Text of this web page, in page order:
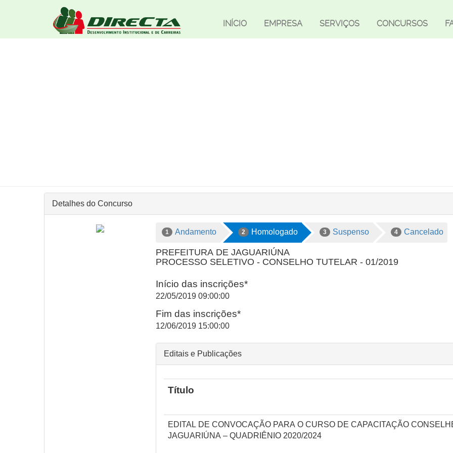
INÍCIO EMPRESA SERVIÇOS CONCURSOS
Detalhes do Concurso
1 Andamento 2 Homologado 3 Suspenso 4 Cancelado
PREFEITURA DE JAGUARIÚNA
PROCESSO SELETIVO - CONSELHO TUTELAR - 01/2019
Início das inscrições*
22/05/2019 09:00:00
Fim das inscrições*
12/06/2019 15:00:00
Editais e Publicações
Título
EDITAL DE CONVOCAÇÃO PARA O CURSO DE CAPACITAÇÃO
JAGUARIÚNA – QUADRIÊNIO 2020/2024